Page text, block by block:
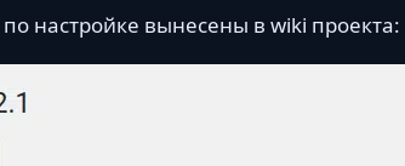
настройке вынесены в wiki проекта: